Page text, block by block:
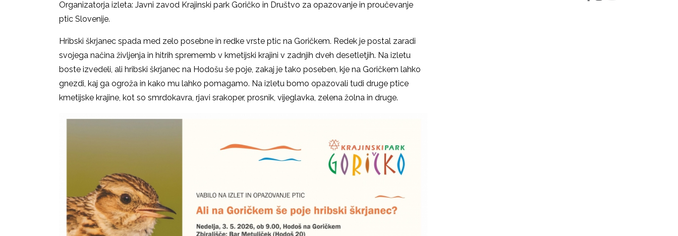
Organizatorja izleta: Javni zavod Krajinski park Goričko in Društvo za opazovanje in proučevanje
ptic Slovenije.
Hribski škrjanec spada med zelo posebne in redke vrste ptic na Goričkem. Redek je postal zaradi
svojega načina življenja in hitrih sprememb v kmetijski krajini v zadnjih dveh desetletjih. Na izletu
boste izvedeli, ali hribski škrjanec na Hodošu še poje, zakaj je tako poseben, kje na Goričkem lahko
gnezdi, kaj ga ogroža in kako mu lahko pomagamo. Na izletu bomo opazovali tudi druge ptice
kmetijske krajine, kot so smrdokavra, rjavi srakoper, prosnik, vijeglavka, zelena žolna in druge.